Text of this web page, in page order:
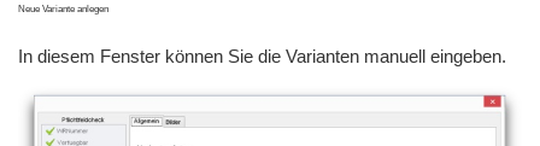
Neue Variante anlegen
In diesem Fenster können Sie die Varianten manuell eingeben.